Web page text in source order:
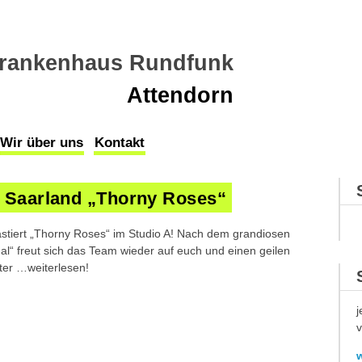
Rundfunk
Attendorn
Wir über uns Kontakt
„Thorny Roses“
„Thorny Roses“ im Studio A! Nach dem grandiosen
freut sich das Team wieder auf euch und einen geilen
…weiterlesen!